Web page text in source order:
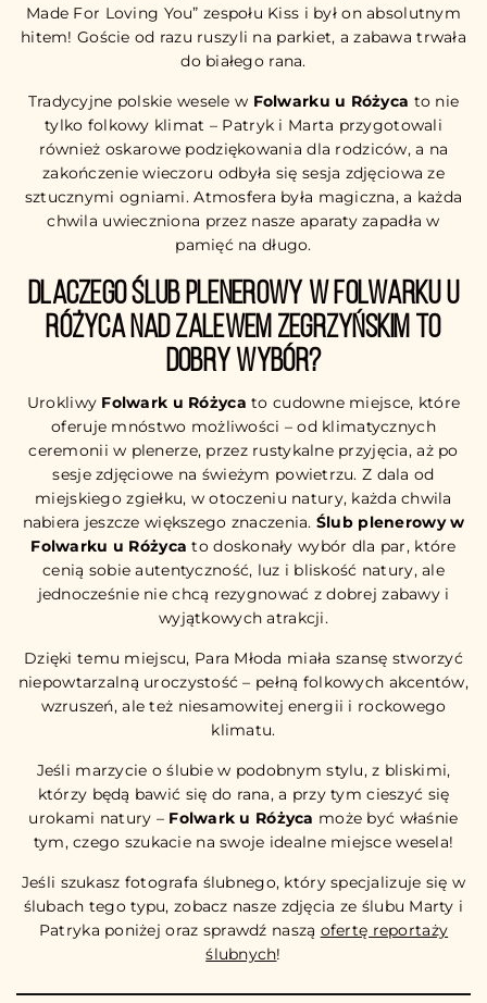
Made For Loving You” zespołu Kiss i był on absolutnym
hitem! Goście od razu ruszyli na parkiet, a zabawa trwała
do białego rana.
Tradycyjne polskie wesele w Folwarku u Różyca to nie
tylko folkowy klimat – Patryk i Marta przygotowali
również oskarowe podziękowania dla rodziców, a na
zakończenie wieczoru odbyła się sesja zdjęciowa ze
sztucznymi ogniami. Atmosfera była magiczna, a każda
chwila uwieczniona przez nasze aparaty zapadła w
pamięć na długo.
Dlaczego ślub plenerowy w Folwarku u
Różyca nad Zalewem Zegrzyńskim to
dobry wybór?
Urokliwy Folwark u Różyca to cudowne miejsce, które
oferuje mnóstwo możliwości – od klimatycznych
ceremonii w plenerze, przez rustykalne przyjęcia, aż po
sesje zdjęciowe na świeżym powietrzu. Z dala od
miejskiego zgiełku, w otoczeniu natury, każda chwila
nabiera jeszcze większego znaczenia. Ślub plenerowy w
Folwarku u Różyca to doskonały wybór dla par, które
cenią sobie autentyczność, luz i bliskość natury, ale
jednocześnie nie chcą rezygnować z dobrej zabawy i
wyjątkowych atrakcji.
Dzięki temu miejscu, Para Młoda miała szansę stworzyć
niepowtarzalną uroczystość – pełną folkowych akcentów,
wzruszeń, ale też niesamowitej energii i rockowego
klimatu.
Jeśli marzycie o ślubie w podobnym stylu, z bliskimi,
którzy będą bawić się do rana, a przy tym cieszyć się
urokami natury – Folwark u Różyca może być właśnie
tym, czego szukacie na swoje idealne miejsce wesela!
Jeśli szukasz fotografa ślubnego, który specjalizuje się w
ślubach tego typu, zobacz nasze zdjęcia ze ślubu Marty i
Patryka poniżej oraz sprawdź naszą ofertę reportaży
ślubnych!